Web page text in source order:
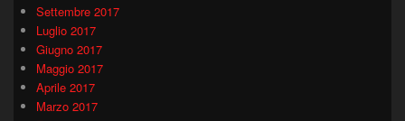
Settembre 2017
Luglio 2017
Giugno 2017
Maggio 2017
Aprile 2017
Marzo 2017